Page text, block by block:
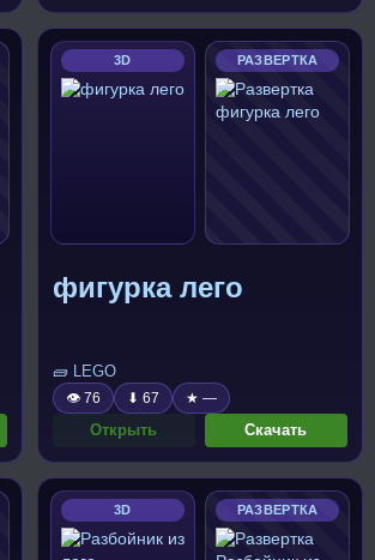
3D РАЗВЕРТКА
фигурка лего
🧱 LEGO
👁 76 ⬇ 67 ★ —
Открыть Скачать
3D РАЗВЕРТКА